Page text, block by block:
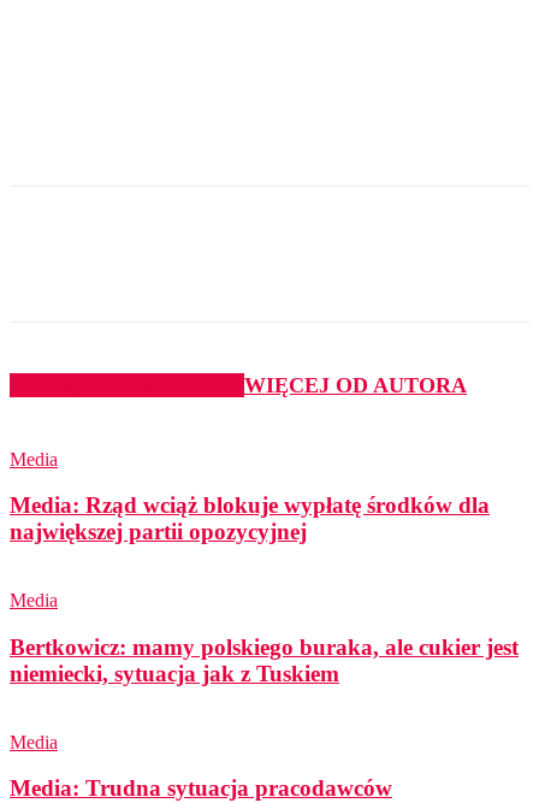
WIĘCEJ OD AUTORA
Media
Media: Rząd wciąż blokuje wypłatę środków dla
największej partii opozycyjnej
Media
Bertkowicz: mamy polskiego buraka, ale cukier jest
niemiecki, sytuacja jak z Tuskiem
Media
Media: Trudna sytuacja pracodawców